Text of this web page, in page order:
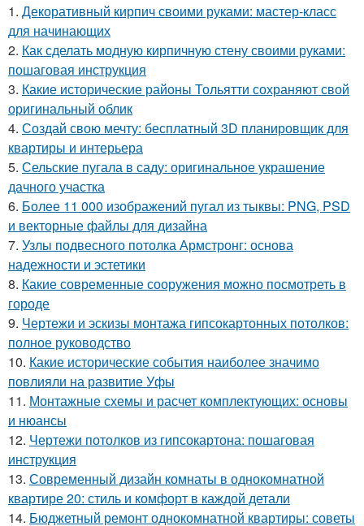
1. Декоративный кирпич своими руками: мастер-класс
для начинающих
2. Как сделать модную кирпичную стену своими руками:
пошаговая инструкция
3. Какие исторические районы Тольятти сохраняют свой
оригинальный облик
4. Создай свою мечту: бесплатный 3D планировщик для
квартиры и интерьера
5. Сельские пугала в саду: оригинальное украшение
дачного участка
6. Более 11 000 изображений пугал из тыквы: PNG, PSD
и векторные файлы для дизайна
7. Узлы подвесного потолка Армстронг: основа
надежности и эстетики
8. Какие современные сооружения можно посмотреть в
городе
9. Чертежи и эскизы монтажа гипсокартонных потолков:
полное руководство
10. Какие исторические события наиболее значимо
повлияли на развитие Уфы
11. Монтажные схемы и расчет комплектующих: основы
и нюансы
12. Чертежи потолков из гипсокартона: пошаговая
инструкция
13. Современный дизайн комнаты в однокомнатной
квартире 20: стиль и комфорт в каждой детали
14. Бюджетный ремонт однокомнатной квартиры: советы